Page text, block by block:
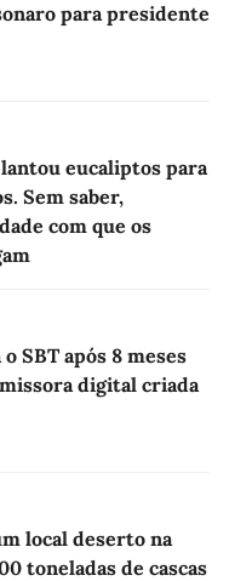
para presidente
eucaliptos para
Sem saber,
com que os
SBT após 8 meses
digital criada
local deserto na
toneladas de cascas